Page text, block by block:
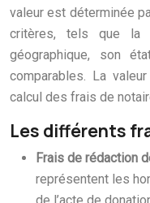
valeur est déterminée
critères, tels que la
géographique, son
comparables. La
calcul des frais de
Les différents
Frais de rédaction
représentent les
de l’acte de